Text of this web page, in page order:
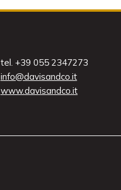
tel. +39 055 2347273
info@davisandco.it
www.davisandco.it